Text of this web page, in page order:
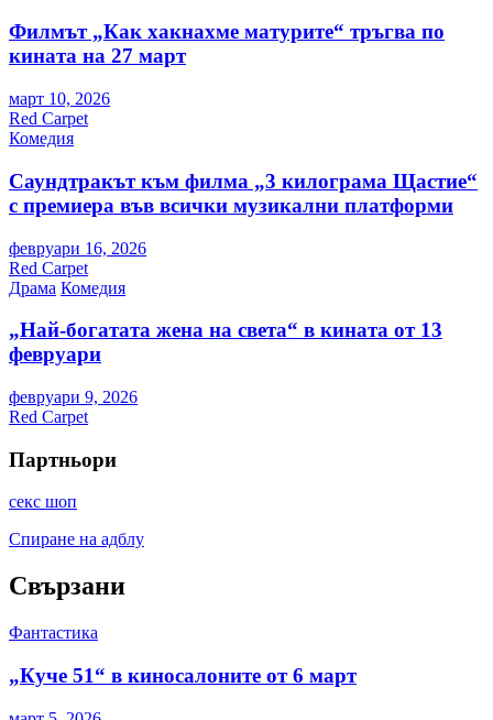
Филмът „Как хакнахме матурите“ тръгва по
кината на 27 март
март 10, 2026
Red Carpet
Комедия
Саундтракът към филма „3 килограма Щастие“
с премиера във всички музикални платформи
февруари 16, 2026
Red Carpet
Драма Комедия
„Най-богатата жена на света“ в кината от 13
февруари
февруари 9, 2026
Red Carpet
Партньори
секс шоп
Спиране на адблу
Свързани
Фантастика
„Куче 51“ в киносалоните от 6 март